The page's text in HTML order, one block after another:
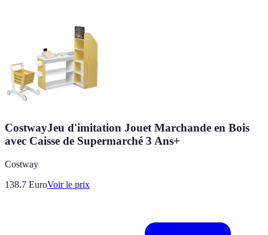
CostwayJeu d'imitation Jouet Marchande en Bois
avec Caisse de Supermarché 3 Ans+
Costway
138.7 EuroVoir le prix